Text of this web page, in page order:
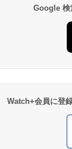
Google 検
Watch+会員に登